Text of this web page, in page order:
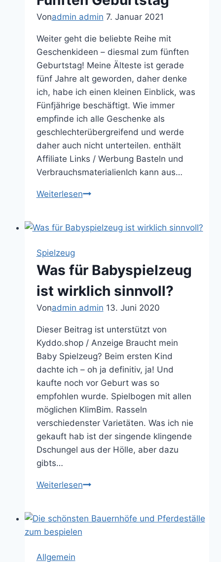
Vonadmin admin 7. Januar 2021
Weiter geht die beliebte Reihe mit
Geschenkideen – diesmal zum fünften
Geburtstag! Meine Älteste ist gerade
fünf Jahre alt geworden, daher denke
ich, habe ich einen kleinen Einblick, was
Fünfjährige beschäftigt. Wie immer
empfinde ich alle Geschenke als
geschlechterübergreifend und werde
daher auch nicht unterteilen. enthält
Affiliate Links / Werbung Basteln und
VerbrauchsmaterialienIch kann aus…
WeiterlesenGeschenkideen
Geburtstag
Spielzeug
Was für Babyspielzeug
ist wirklich sinnvoll?
Vonadmin admin 13. Juni 2020
Dieser Beitrag ist unterstützt von
Kyddo.shop / Anzeige Braucht mein
Baby Spielzeug? Beim ersten Kind
dachte ich – oh ja definitiv, ja! Und
kaufte noch vor Geburt was so
empfohlen wurde. Spielbogen mit allen
möglichen KlimBim. Rasseln
verschiedenster Varietäten. Was ich nie
gekauft hab ist der singende klingende
Dschungel aus der Hölle, aber dazu
gibts…
WeiterlesenWas
ist
wirklich
Allgemein